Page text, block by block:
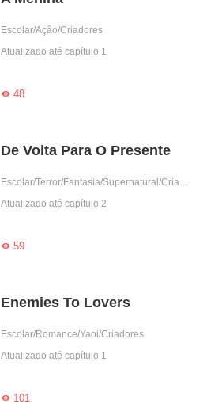
Escolar/Ação/Criadores
Atualizado até capítulo 1
48
De Volta Para O Presente
Escolar/Terror/Fantasia/Supernatural/Criadores
Atualizado até capítulo 2
59
Enemies To Lovers
Escolar/Romance/Yaoi/Criadores
Atualizado até capítulo 1
101